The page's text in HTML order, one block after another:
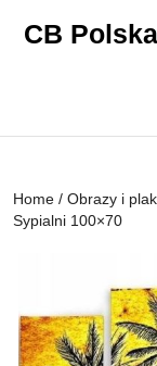
CB Polska
Home / Obrazy i
Sypialni 100×70